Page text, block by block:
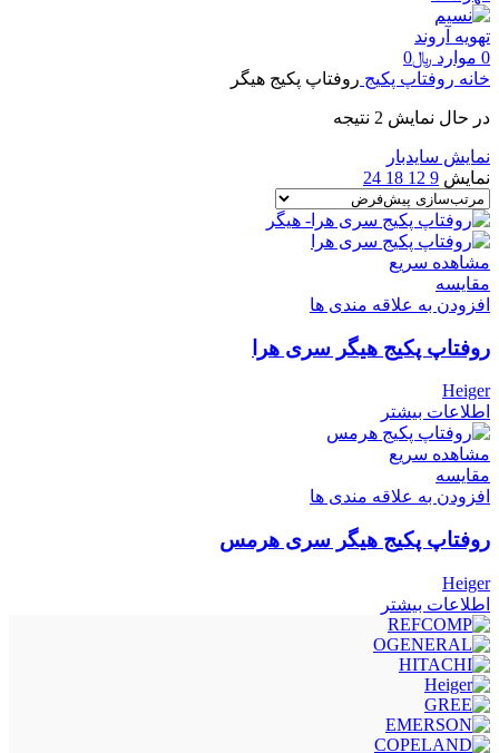
0 موارد ﷼0
خانه روفتاپ پکیج روفتاپ پکیج هیگر
در حال نمایش 2 نتیجه
نمایش سایدبار
نمایش 9
12
18
24
مشاهده سریع
مقایسه
افزودن به علاقه مندی ها
روفتاپ پکیج هیگر سری هرا
Heiger
اطلاعات بیشتر
مشاهده سریع
مقایسه
افزودن به علاقه مندی ها
روفتاپ پکیج هیگر سری هرمس
Heiger
اطلاعات بیشتر